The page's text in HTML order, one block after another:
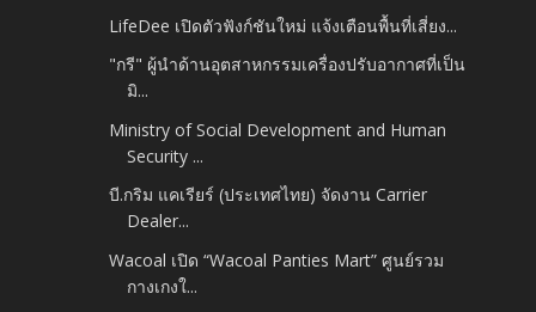
LifeDee เปิดตัวฟังก์ชันใหม่ แจ้งเตือนพื้นที่เสี่ยง...
"กรี" ผู้นำด้านอุตสาหกรรมเครื่องปรับอากาศที่เป็น
มิ...
Ministry of Social Development and Human
Security ...
บี.กริม แคเรียร์ (ประเทศไทย) จัดงาน Carrier
Dealer...
Wacoal เปิด “Wacoal Panties Mart” ศูนย์รวม
กางเกงใ...